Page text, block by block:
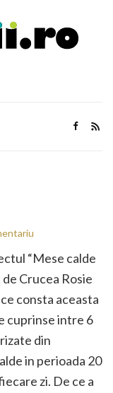
“Mese calde
Crucea Rosie
consta aceasta
cuprinse intre 6
din
in perioada 20
zi. De ce a